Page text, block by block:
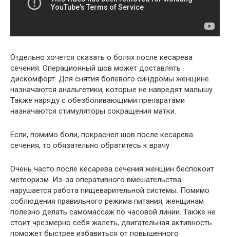
Отдельно хочется сказать о болях после кесарева
сечения. Операционный шов может доставлять
дискомфорт. Для снятия болевого синдромы женщине
назначаются анальгетики, которые не навредят малышу.
Также наряду с обезболивающими препаратами
назначаются стимуляторы сокращения матки.
Если, помимо боли, покраснел шов после кесарева
сечения, то обязательно обратитесь к врачу
Очень часто после кесарева сечения женщин беспокоит
метеоризм. Из-за оперативного вмешательства
нарушается работа пищеварительной системы. Помимо
соблюдения правильного режима питания, женщинам
полезно делать самомассаж по часовой линии. Также не
стоит чрезмерно себя жалеть, двигательная активность
поможет быстрее избавиться от повышенного